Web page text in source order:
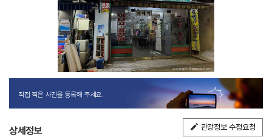
직접 찍은 사진을 등록해 주세요.
상세정보 관광정보 수정요청